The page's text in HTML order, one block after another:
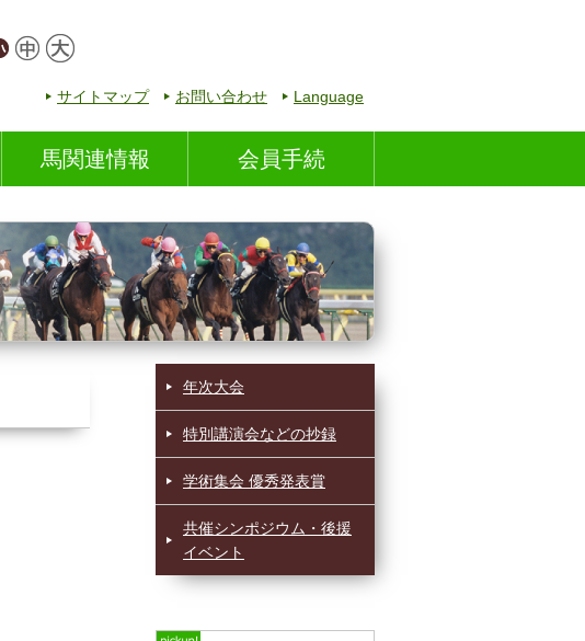
サイトマップ お問い合わせ Language
馬関連情報 会員手続
年次大会
特別講演会などの抄録
学術集会 優秀発表賞
共催シンポジウム・後援
イベント